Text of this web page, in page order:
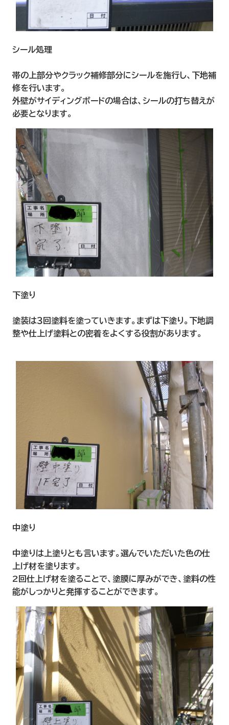
シール処理
帯の上部分やクラック補修部分にシールを施行し、下地補
修を行います。
外壁がサイディングボードの場合は、シールの打ち替えが
必要となります。
下塗り
塗装は３回塗料を塗っていきます。まずは下塗り。下地調
整や仕上げ塗料との密着をよくする役割があります。
中塗り
中塗りは上塗りとも言います。選んでいただいた色の仕
上げ材を塗ります。
2回仕上げ材を塗ることで、塗膜に厚みができ、塗料の性
能がしっかりと発揮することができます。